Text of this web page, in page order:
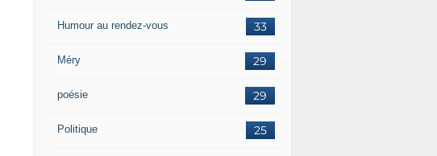
33
Humour au rendez-vous
29
Méry
29
poésie
25
Politique